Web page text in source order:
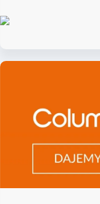
Czytaj artykuł